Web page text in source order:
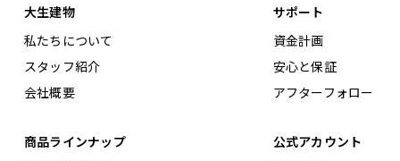
大生建物
私たちについて
スタッフ紹介
会社概要
商品ラインナップ
サポート
資金計画
安心と保証
アフターフォロー
公式アカウント